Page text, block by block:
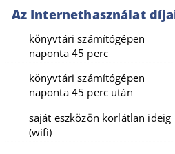
Az Internethasználat
könyvtári számítógépen
naponta 45 perc
könyvtári számítógépen
naponta 45 perc után
saját eszközön korlátlan ideig
(wifi)